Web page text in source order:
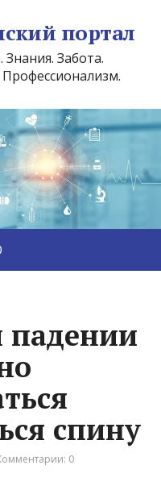
портал
Забота.
спину
0